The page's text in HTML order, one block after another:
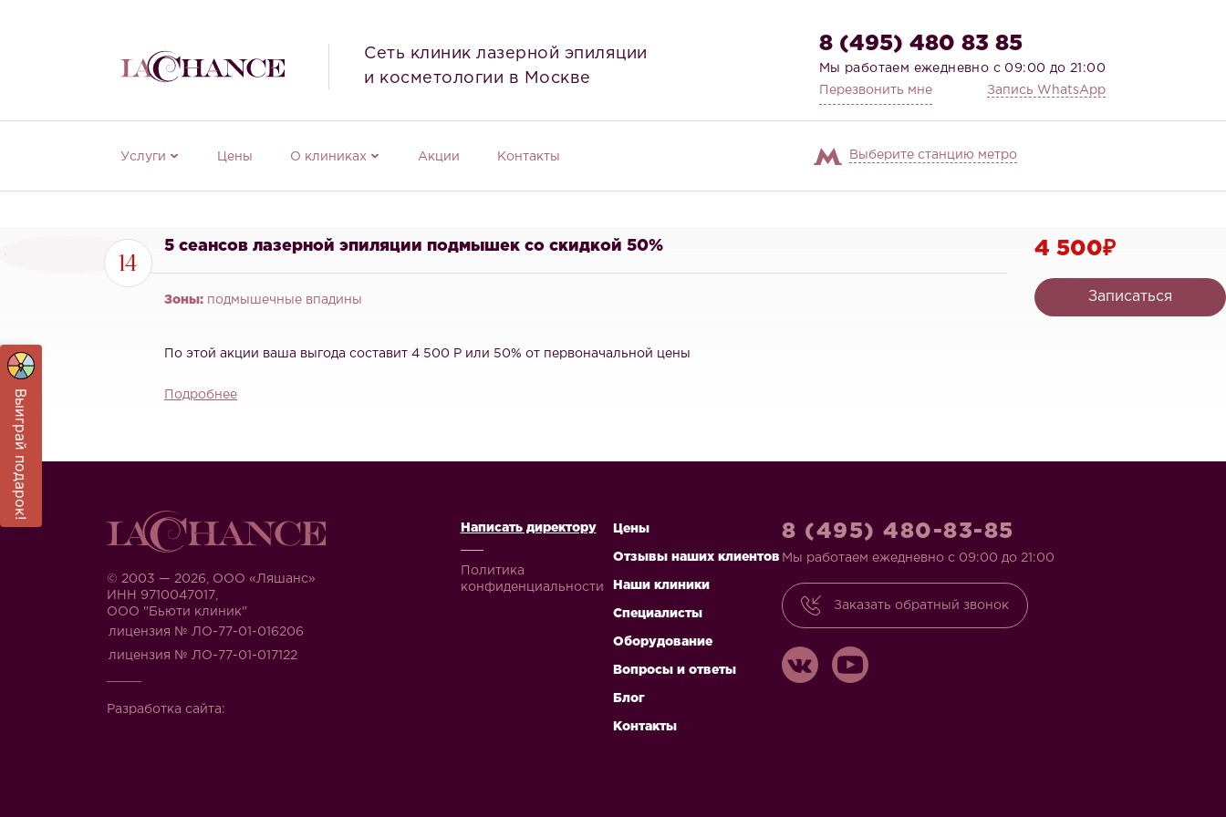
Сеть клиник лазерной эпиляции
и косметологии в Москве
8 (495) 480 83 85
Мы работаем ежедневно с 09:00 до 21:00
Перезвонить мне
Запись WhatsApp
Услуги Цены О клиниках Акции Контакты Выберите станцию метро
14
5 сеансов лазерной эпиляции подмышек со скидкой 50%
Зоны: подмышечные впадины
По этой акции ваша выгода составит 4 500 Р или 50% от первоначальной цены
Подробнее
4 500₽
Записаться
© 2003 — 2026, ООО «Ляшанс»
ИНН 9710047017,
ООО "Бьюти клиник"
лицензия № ЛО-77-01-016206
лицензия № ЛО-77-01-017122
Разработка сайта:
Написать директору
Политика
конфиденциальности
Цены
Отзывы наших клиентов
Наши клиники
Специалисты
Оборудование
Вопросы и ответы
Блог
Контакты
8 (495) 480-83-85
Мы работаем ежедневно с 09:00 до 21:00
Заказать обратный звонок
Выиграй подарок!